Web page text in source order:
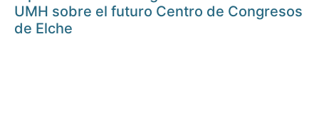
UMH sobre el futuro Centro de Congresos
de Elche